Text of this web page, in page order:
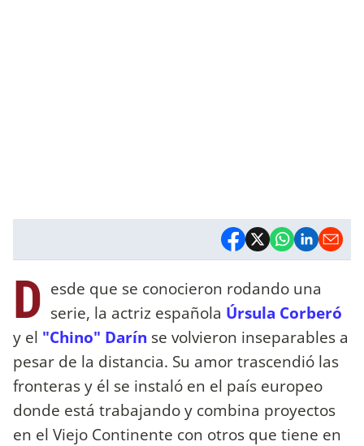
D esde que se conocieron rodando una
serie, la actriz española Úrsula Corberó
y el "Chino" Darín se volvieron inseparables a
pesar de la distancia. Su amor trascendió las
fronteras y él se instaló en el país europeo
donde está trabajando y combina proyectos
en el Viejo Continente con otros que tiene en